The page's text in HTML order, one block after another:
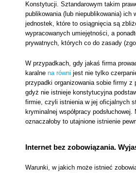
Konstytucji. Sztandarowym takim
publikowania (lub niepublikowania) ich
jednostek, które to osiągnięcia są
wypracowanych umiejętności, a
prywatnych, których co do zasady
W przypadkach, gdy jakaś firma
karalne na równi jest nie tylko
przypadki organizowania sobie firmy
gdyż nie istnieje konstytucyjna
firmie, czyli istnienia w jej oficjalnych
kryminalnej współpracy
oznaczałoby to utajnione istnienie
Internet bez zobowiązania.
Warunki, w jakich może istnieć